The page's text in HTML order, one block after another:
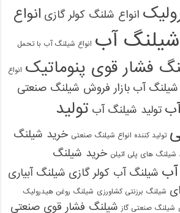
انواع شلنگ کولر گازی انواع
شیلنگ آب انواع شیلنگ آب با تحمل
فشار قوی پنوماتیک انواع
شیلنگ آب بازار فروش شیلنگ صنعتی
تولید شیلنگ آب تولید
تولید کننده انواع شیلنگ صنعتی خرید شیلنگ
شیلنگ های پلی اتیلن خرید شیلنگ
شیلنگ آب کولر گازی شیلنگ آبیاری
شیلنگ برزنتی کشاورزی شیلنگ روغن هیدرولیک
شیلنگ صنعتی گاز شیلنگ فشار قوی صنعتی